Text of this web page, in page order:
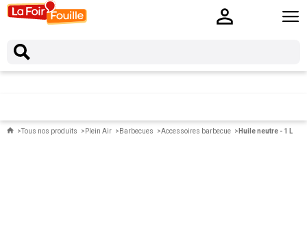
Tous nos produits Plein Air Barbecues Accessoires barbecue Huile neutre - 1 L